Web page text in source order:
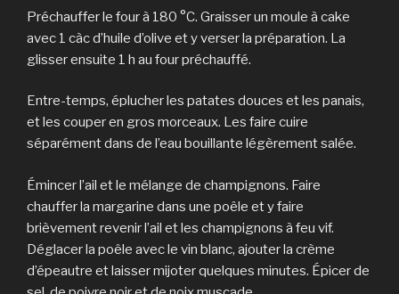
Préchauffer le four à 180 °C. Graisser un moule à cake
avec 1 càc d’huile d’olive et y verser la préparation. La
glisser ensuite 1 h au four préchauffé.
Entre-temps, éplucher les patates douces et les panais,
et les couper en gros morceaux. Les faire cuire
séparément dans de l’eau bouillante légèrement salée.
Émincer l’ail et le mélange de champignons. Faire
chauffer la margarine dans une poêle et y faire
brièvement revenir l’ail et les champignons à feu vif.
Déglacer la poêle avec le vin blanc, ajouter la crème
d’épeautre et laisser mijoter quelques minutes. Épicer de